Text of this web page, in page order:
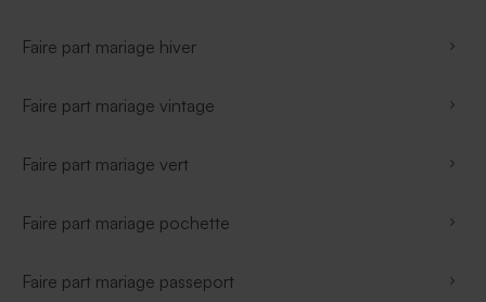
Faire part mariage hiver
Faire part mariage vintage
Faire part mariage vert
Faire part mariage pochette
Faire part mariage passeport